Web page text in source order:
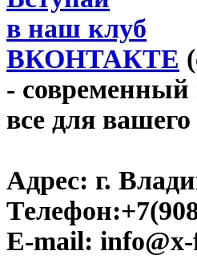
в наш клуб
ВКОНТАКТЕ
- современный
все для
Адрес: г.
Телефон:
E-mail: